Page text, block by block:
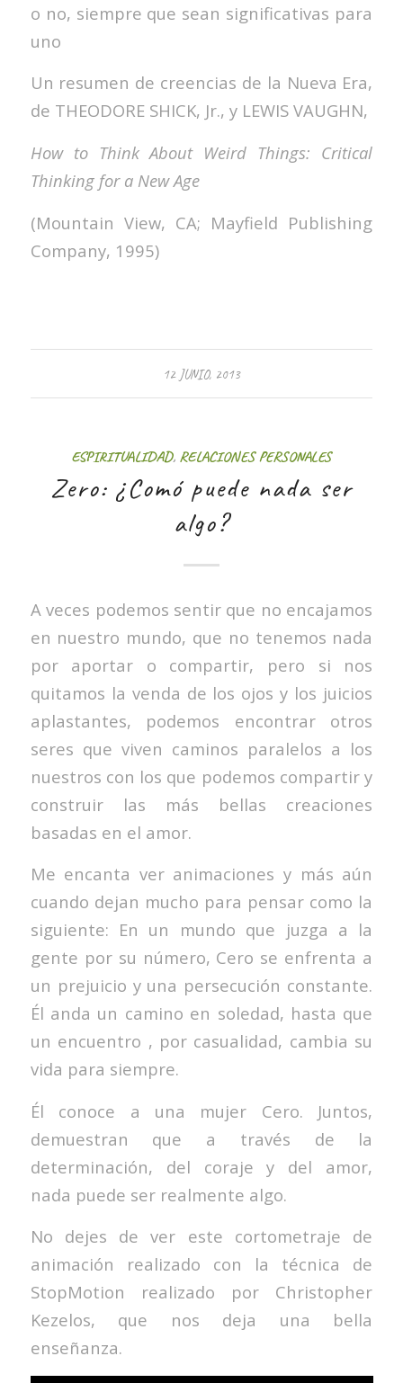
o no, siempre que sean significativas para
uno
Un resumen de creencias de la Nueva Era,
de THEODORE SHICK, Jr., y LEWIS VAUGHN,
How to Think About Weird Things: Critical
Thinking for a New Age
(Mountain View, CA; Mayfield Publishing
Company, 1995)
12 JUNIO, 2013
ESPIRITUALIDAD, RELACIONES PERSONALES
Zero: ¿Comó puede nada ser
algo?
A veces podemos sentir que no encajamos
en nuestro mundo, que no tenemos nada
por aportar o compartir, pero si nos
quitamos la venda de los ojos y los juicios
aplastantes, podemos encontrar otros
seres que viven caminos paralelos a los
nuestros con los que podemos compartir y
construir las más bellas creaciones
basadas en el amor.
Me encanta ver animaciones y más aún
cuando dejan mucho para pensar como la
siguiente: En un mundo que juzga a la
gente por su número, Cero se enfrenta a
un prejuicio y una persecución constante.
Él anda un camino en soledad, hasta que
un encuentro , por casualidad, cambia su
vida para siempre.
Él conoce a una mujer Cero. Juntos,
demuestran que a través de la
determinación, del coraje y del amor,
nada puede ser realmente algo.
No dejes de ver este cortometraje de
animación realizado con la técnica de
StopMotion realizado por Christopher
Kezelos, que nos deja una bella
enseñanza.